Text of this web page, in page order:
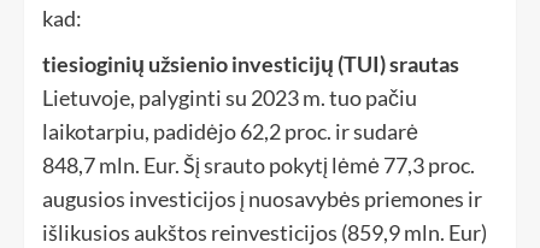
kad:
tiesioginių užsienio investicijų (TUI) srautas
Lietuvoje, palyginti su 2023 m. tuo pačiu
laikotarpiu, padidėjo 62,2 proc. ir sudarė
848,7 mln. Eur. Šį srauto pokytį lėmė 77,3 proc.
augusios investicijos į nuosavybės priemones ir
išlikusios aukštos reinvesticijos (859,9 mln. Eur)